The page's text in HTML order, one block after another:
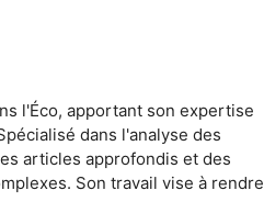
l'Éco, apportant son expertise
dans l'analyse des
articles approfondis et des
Son travail vise à rendre